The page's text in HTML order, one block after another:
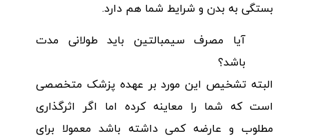
بستگی به بدن و شرایط شما هم دارد.
آیا مصرف سیمبالتین باید طولانی مدت
باشد؟
البته تشخیص این مورد بر عهده پزشک متخصصی
است که شما را معاینه کرده اما اگر اثرگذاری
مطلوب و عارضه کمی داشته باشد معمولا برای